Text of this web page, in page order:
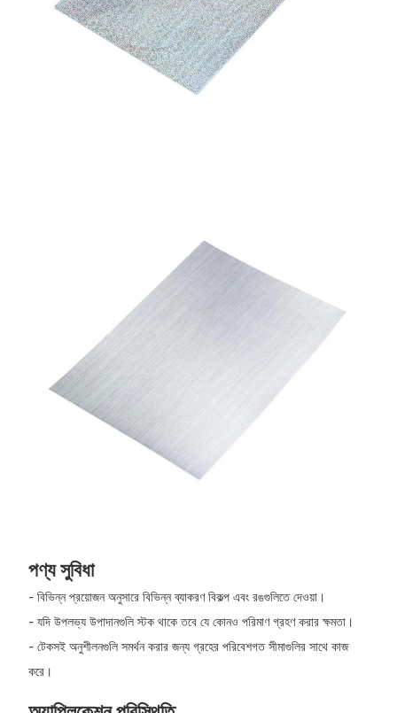
পণ্য সুবিধা
- বিভিন্ন প্রয়োজন অনুসারে বিভিন্ন ব্যাকরণ বিকল্প এবং রঙগুলিতে দেওয়া।
- যদি উপলভ্য উপাদানগুলি স্টক থাকে তবে যে কোনও পরিমাণ গ্রহণ করার ক্ষমতা।
- টেকসই অনুশীলনগুলি সমর্থন করার জন্য গ্রহের পরিবেশগত সীমাগুলির সাথে কাজ
করে।